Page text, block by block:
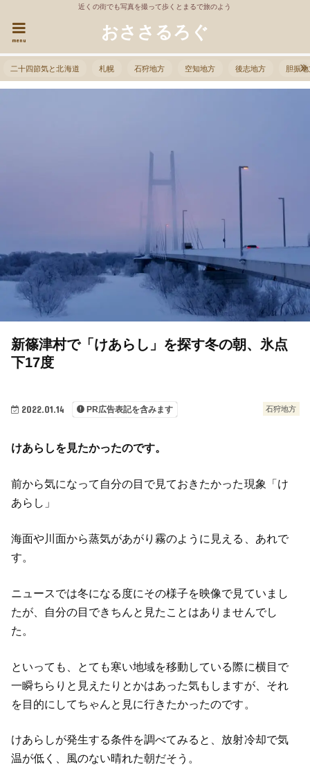
近くの街でも写真を撮って歩くとまるで旅のよう
おささるろぐ
menu
二十四節気と北海道 札幌 石狩地方 空知地方 後志地方 胆振
石狩地方
2022.01.14 PR広告表記を含みます
新篠津村で「けあらし」を探す冬の朝、氷点
下17度
けあらしを見たかったのです。
前から気になって自分の目で見ておきたかった現象「け
あらし」
海面や川面から蒸気があがり霧のように見える、あれで
す。
ニュースでは冬になる度にその様子を映像で見ていまし
たが、自分の目できちんと見たことはありませんでし
た。
といっても、とても寒い地域を移動している際に横目で
一瞬ちらりと見えたりとかはあった気もしますが、それ
を目的にしてちゃんと見に行きたかったのです。
けあらしが発生する条件を調べてみると、放射冷却で気
温が低く、風のない晴れた朝だそう。